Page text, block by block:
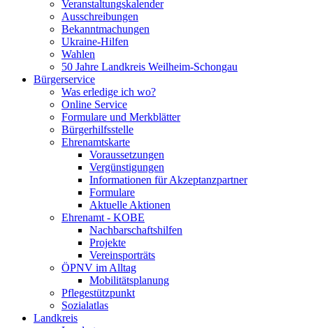
Veranstaltungskalender
Ausschreibungen
Bekanntmachungen
Ukraine-Hilfen
Wahlen
50 Jahre Landkreis Weilheim-Schongau
Bürgerservice
Was erledige ich wo?
Online Service
Formulare und Merkblätter
Bürgerhilfsstelle
Ehrenamtskarte
Voraussetzungen
Vergünstigungen
Informationen für Akzeptanzpartner
Formulare
Aktuelle Aktionen
Ehrenamt - KOBE
Nachbarschaftshilfen
Projekte
Vereinsporträts
ÖPNV im Alltag
Mobilitätsplanung
Pflegestützpunkt
Sozialatlas
Landkreis